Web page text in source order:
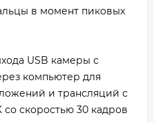
в момент пиковых
USB камеры с
компьютер для
и трансляций с
скоростью 30 кадров